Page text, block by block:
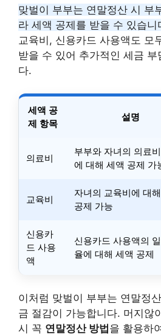
맞벌이 부부는 연말정산 시 부
라 세액 공제를 받을 수 있습니
교육비, 신용카드 사용액도 모
받을 수 있어 추가적인 세금 부
다.
세액 공
제 항목
설명
의료비
부부와 자녀의 의료
에 대해 세액 공제 가
교육비
자녀의 교육비에 대
공제 가능
신용카
드 사용
액
신용카드 사용액의
율에 대해 세액 공제
이처럼 맞벌이 부부는 연말정
금 절감이 가능합니다. 머지않
시 꼭 연말정산 방법을 활용하